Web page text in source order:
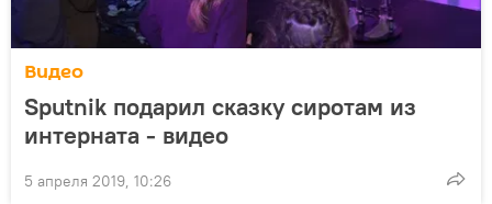
Видео
Sputnik подарил сказку сиротам из
интерната - видео
5 апреля 2019, 10:26